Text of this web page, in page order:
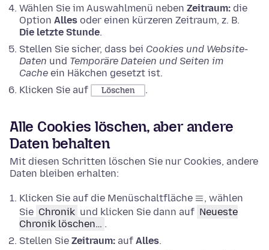
Wählen Sie im Auswahlmenü neben Zeitraum: die
Option Alles oder einen kürzeren Zeitraum, z. B.
Die letzte Stunde.
Stellen Sie sicher, dass bei Cookies und Website-
Daten und Temporäre Dateien und Seiten im
Cache ein Häkchen gesetzt ist.
Klicken Sie auf
Löschen .
Alle Cookies löschen, aber andere
Daten behalten
Mit diesen Schritten löschen Sie nur Cookies, andere
Daten bleiben erhalten:
Klicken Sie auf die Menüschaltfläche
, wählen
Sie Chronik und klicken Sie dann auf Neueste
Chronik löschen… .
Stellen Sie Zeitraum: auf Alles.